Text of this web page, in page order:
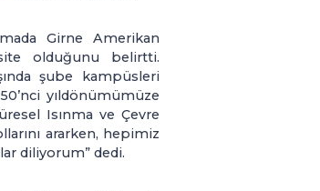
Girne Amerikan
olduğunu belirtti.
şube kampüsleri
yıldönümümüze
Isınma ve Çevre
ararken, hepimiz
diliyorum” dedi.